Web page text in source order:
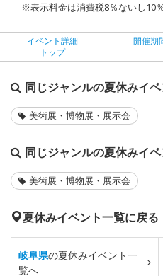
※表示料金は消費税8％ないし10
イベント詳細
トップ
開催期
同じジャンルの夏休みイベ
美術展・博物展・展示会
同じジャンルの夏休みイベ
美術展・博物展・展示会
夏休みイベント一覧に戻る
岐阜県の夏休みイベント一
覧へ